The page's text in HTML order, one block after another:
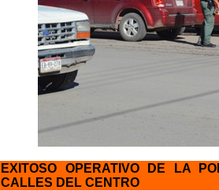
EXITOSO OPERATIVO DE LA
CALLES DEL CENTRO